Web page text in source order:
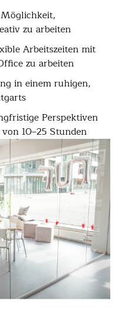
zu arbeiten
Arbeitszeiten mit
zu arbeiten
in einem ruhigen,
Perspektiven
10–25 Stunden